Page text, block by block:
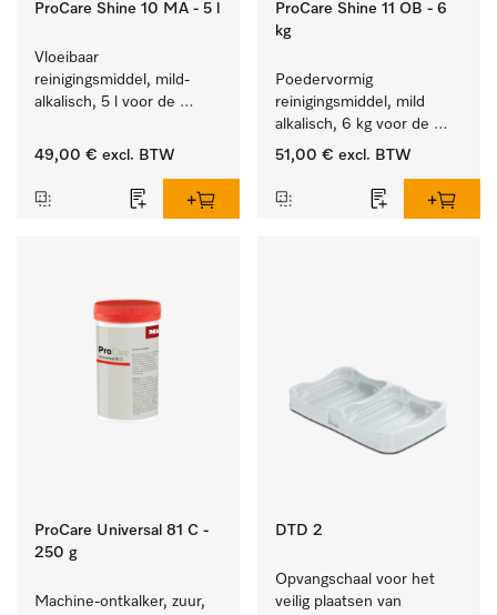
ProCare Shine 10 MA - 5 l
Vloeibaar
reinigingsmiddel, mild-
alkalisch, 5 l voor de
vervuiling op serviesgoed,
49,00 € excl. BTW
ProCare Shine 11 OB - 6
kg
Poedervormig
reinigingsmiddel, mild
alkalisch, 6 kg voor de
reiniging van sterk
bestek en glazen.
51,00 € excl. BTW
ProCare Universal 81 C -
250 g
Machine-ontkalker, zuur,
DTD 2
Opvangschaal voor het
veilig plaatsen van